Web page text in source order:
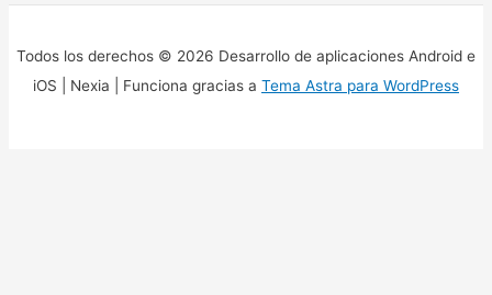
Todos los derechos © 2026 Desarrollo de aplicaciones Android e
iOS | Nexia | Funciona gracias a Tema Astra para WordPress